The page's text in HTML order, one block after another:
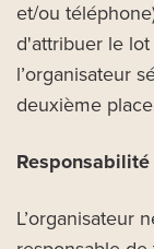
et/ou
d'attribuer le lot
l’organisateur
deuxième
L’organisateur